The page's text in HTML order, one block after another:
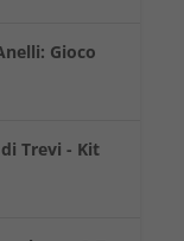
Gioco
Trevi - Kit